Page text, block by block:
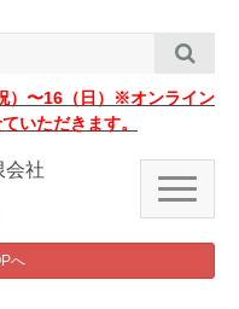
i
）〜16（日）※オンライン
いただきます。
会社
N
a
v
i
a
へ